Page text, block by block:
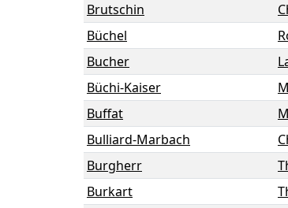
Brutschin
Büchel
Bucher
Büchi-Kaiser
Buffat
Bulliard-Marbach
Burgherr
Burkart